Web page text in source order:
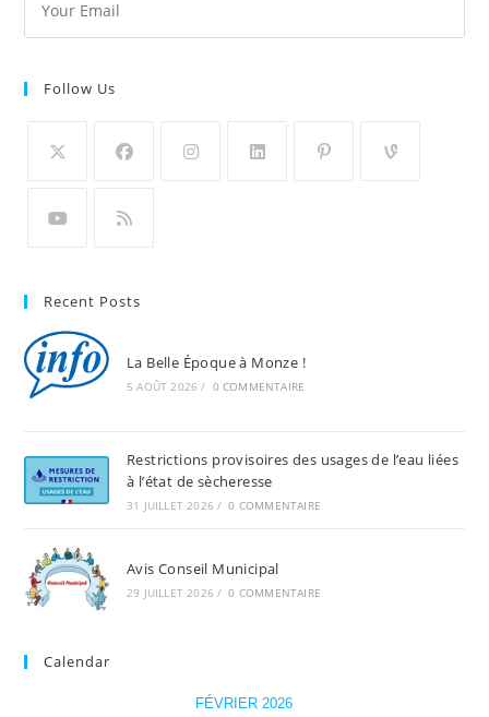
Follow Us
Recent Posts
La Belle Époque à Monze !
5 AOÛT 2026 / 0 COMMENTAIRE
Restrictions provisoires des usages de l’eau liées
à l’état de sècheresse
31 JUILLET 2026 / 0 COMMENTAIRE
Avis Conseil Municipal
29 JUILLET 2026 / 0 COMMENTAIRE
Calendar
FÉVRIER 2026